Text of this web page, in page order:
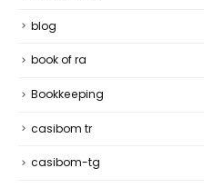
blog
book of ra
Bookkeeping
casibom tr
casibom-tg